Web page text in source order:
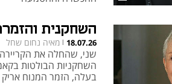
השחקנית
18.07.26
| מאיה נחום שחל
השחקניות הבולטות
בעלה, הזמר המנוח אריק